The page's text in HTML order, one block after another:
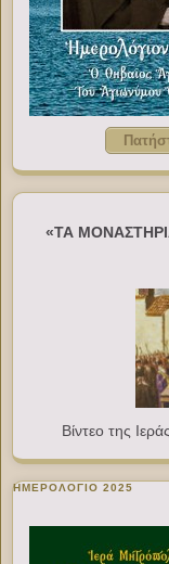
«ΤΑ
Βίντεο της
ΗΜΕΡΟΛΟΓΙΟ 2025